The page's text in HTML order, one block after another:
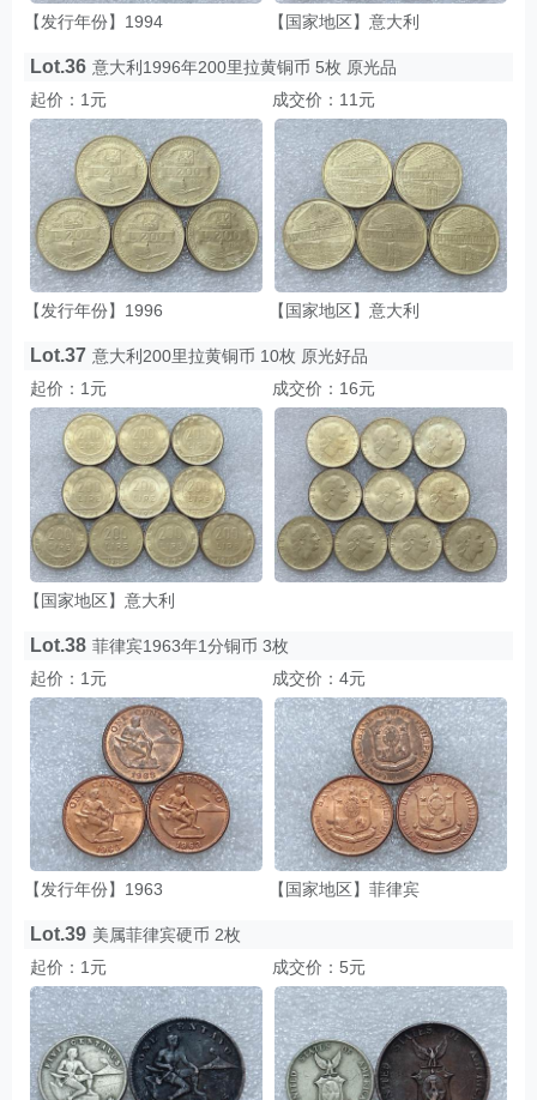
【发行年份】1994 【国家地区】意大利
Lot.36 意大利1996年200里拉黄铜币 5枚 原光品
起价：1元
成交价：11元
【发行年份】1996 【国家地区】意大利
Lot.37 意大利200里拉黄铜币 10枚 原光好品
起价：1元
成交价：16元
【国家地区】意大利
Lot.38 菲律宾1963年1分铜币 3枚
起价：1元
成交价：4元
【发行年份】1963 【国家地区】菲律宾
Lot.39 美属菲律宾硬币 2枚
起价：1元
成交价：5元